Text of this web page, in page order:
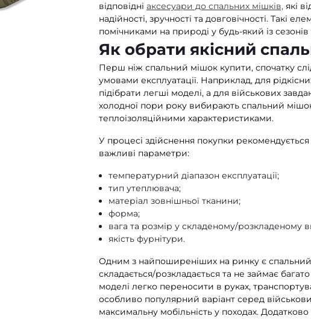
за ціною від: 1400 грн
М'які балістичні
бронепакети Militex
Купити
відповідні аксесуари до спальних мішків, які
надійності, зручності та довговічності. Такі
помічниками на природі у будь-який із
Як обрати якісний
Перш ніж спальний мішок купити, спочатку
умовами експлуатації. Наприклад, для
підібрати легші моделі, а для військових
холодної пори року вибирають спальний
теплоізоляційними характеристиками.
У процесі здійснення покупки рекомендується
важливі параметри:
температурний діапазон експлуатації;
тип утеплювача;
матеріал зовнішньої тканини;
форма;
вага та розмір у складеному/розкладеному
якість фурнітури.
Одним з найпоширеніших на ринку є
складається/розкладається та не займає
моделі легко переносити в руках,
особливо популярний варіант серед
максимальну мобільність у походах.